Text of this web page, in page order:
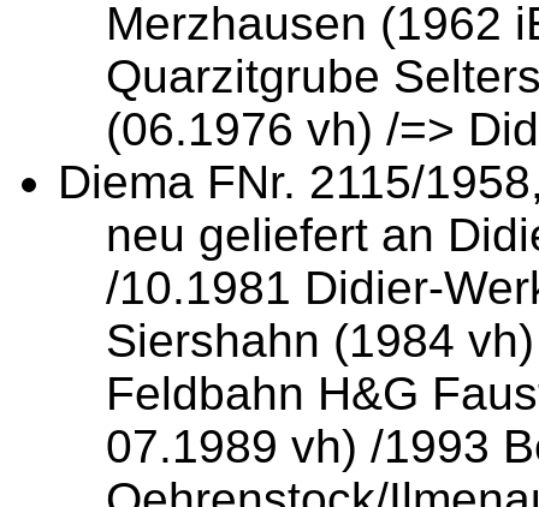
Merzhausen (1962
Quarzitgrube
(06.1976 vh) /=>
Diema FNr. 2115/1958
neu geliefert an
/10.1981 Didier-
Siershahn (1984
Feldbahn H&G
07.1989 vh) /1993